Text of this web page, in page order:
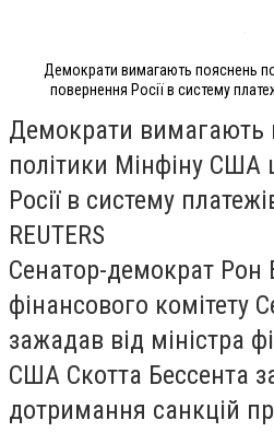
Демократи вимагають пояснень
повернення Росії в систему
Демократи вимагають
політики Мінфіну
Росії в систему
REUTERS
Сенатор-демократ Рон
фінансового комітету
зажадав від міністра
США Скотта Бессента
дотримання санкцій